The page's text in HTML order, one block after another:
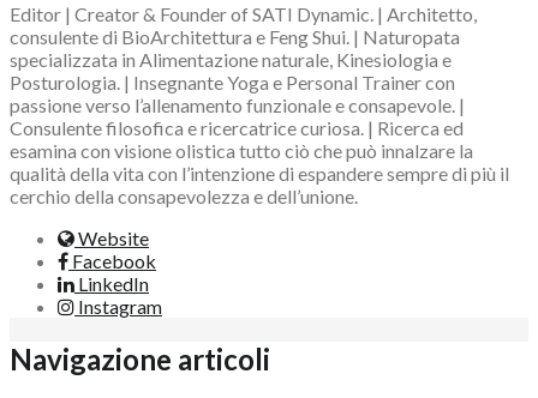
Editor | Creator & Founder of SATI Dynamic. | Architetto,
consulente di BioArchitettura e Feng Shui. | Naturopata
specializzata in Alimentazione naturale, Kinesiologia e
Posturologia. | Insegnante Yoga e Personal Trainer con
passione verso l’allenamento funzionale e consapevole. |
Consulente filosofica e ricercatrice curiosa. | Ricerca ed
esamina con visione olistica tutto ciò che può innalzare la
qualità della vita con l’intenzione di espandere sempre di più il
cerchio della consapevolezza e dell’unione.
Website
Facebook
LinkedIn
Instagram
Navigazione articoli